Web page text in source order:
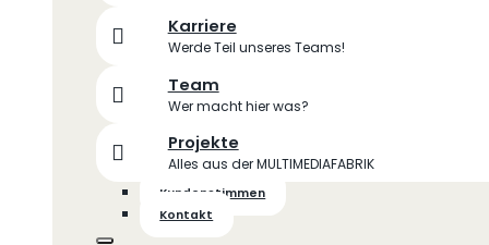
Karriere
Werde Teil unseres Teams!
Team
Wer macht hier was?
Projekte
Alles aus der MULTIMEDIAFABRIK
Kundenstimmen
Kontakt